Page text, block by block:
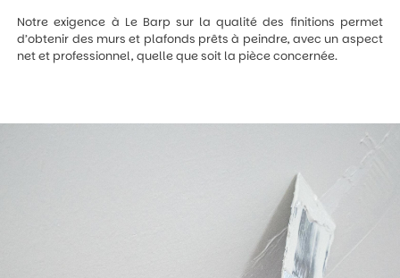
Notre exigence à Le Barp sur la qualité des finitions permet
d’obtenir des murs et plafonds prêts à peindre, avec un aspect
net et professionnel, quelle que soit la pièce concernée.